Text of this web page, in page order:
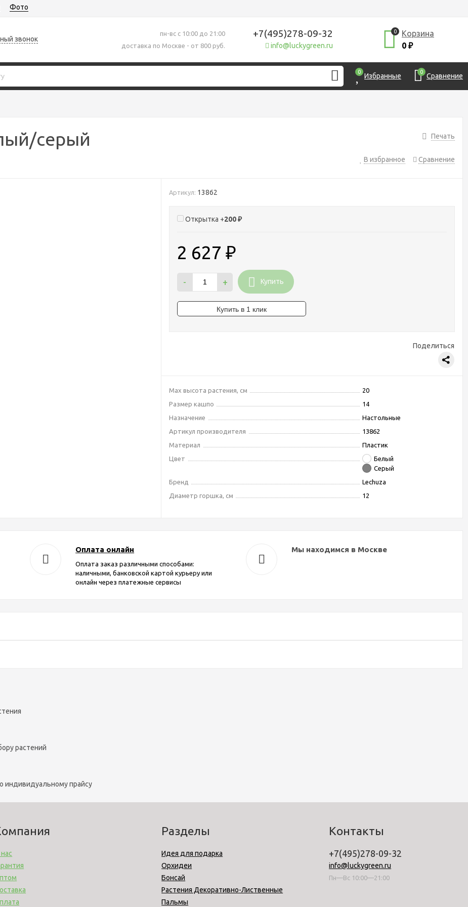
Фото
звонок
пн-вс с 10:00 до 21:00
доставка по Москве - от 800 руб.
+7(495)278-09-32
info@luckygreen.ru
0
Корзина
0 ₽
0 Избранные 0 Сравнение
Печать
серый
В избранное Сравнение
Артикул: 13862
Открытка +200₽
2 627₽
- + Купить
Поделиться
Max высота растения, см
20
Размер кашпо
14
Назначение
Настольные
Артикул производителя
13862
Материал
Пластик
Цвет
Белый
Серый
Бренд
Lechuza
Диаметр горшка, см
12
Оплата онлайн
Оплата заказ различными способами:
наличными, банковской картой курьеру или
онлайн через платежные сервисы
Мы находимся в Москве
растений
индивидуальному прайсу
Разделы
Идея для подарка
Орхидеи
Бонсай
Растения Декоративно-Лиственные
Пальмы
Контакты
+7(495)278-09-32
info@luckygreen.ru
Пн—Вс 10:00—21:00